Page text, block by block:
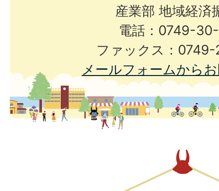
産業部 地域経済
電話：0749-
ファックス：
メールフォームから